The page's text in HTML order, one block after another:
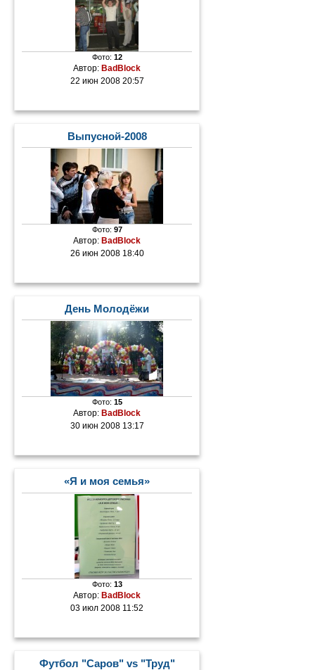
Фото: 12
Автор: BadBlock
22 июн 2008 20:57
Выпусной-2008
Фото: 97
Автор: BadBlock
26 июн 2008 18:40
День Молодёжи
Фото: 15
Автор: BadBlock
30 июн 2008 13:17
«Я и моя семья»
Фото: 13
Автор:BadBlock
03 июл 2008 11:52
Футбол "Саров" vs "Труд"